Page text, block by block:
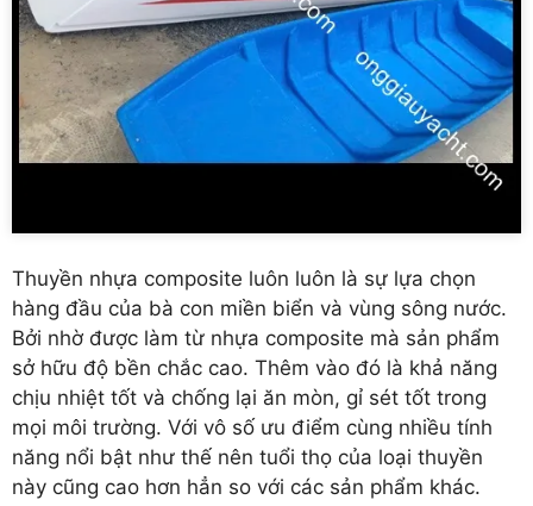
Thuyền nhựa composite luôn luôn là sự lựa chọn
hàng đầu của bà con miền biển và vùng sông nước.
Bởi nhờ được làm từ nhựa composite mà sản phẩm
sở hữu độ bền chắc cao. Thêm vào đó là khả năng
chịu nhiệt tốt và chống lại ăn mòn, gỉ sét tốt trong
mọi môi trường. Với vô số ưu điểm cùng nhiều tính
năng nổi bật như thế nên tuổi thọ của loại thuyền
này cũng cao hơn hẳn so với các sản phẩm khác.